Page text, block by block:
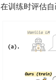
在训练时评估